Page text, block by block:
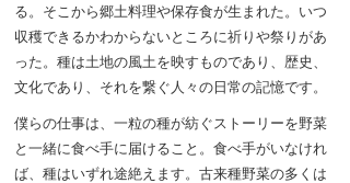
る。そこから郷土料理や保存食が生まれた。いつ
収穫できるかわからないところに祈りや祭りがあ
った。種は土地の風土を映すものであり、歴史、
文化であり、それを繋ぐ人々の日常の記憶です。
僕らの仕事は、一粒の種が紡ぐストーリーを野菜
と一緒に食べ手に届けること。食べ手がいなけれ
ば、種はいずれ途絶えます。古来種野菜の多くは